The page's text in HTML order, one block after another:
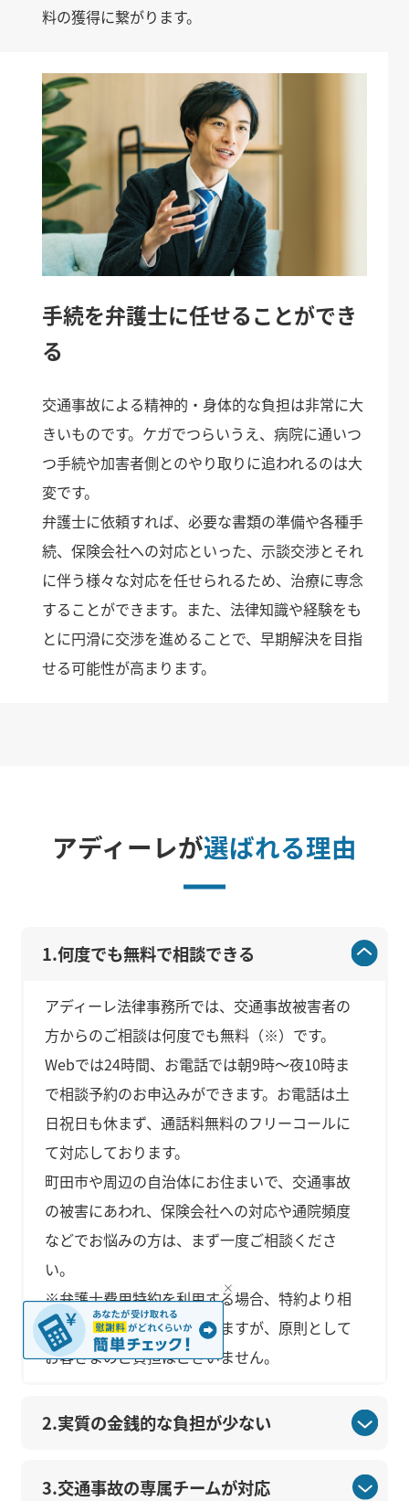
料の獲得に繋がります。
手続を弁護士に任せることができ
る
交通事故による精神的・身体的な負担は非常に大
きいものです。ケガでつらいうえ、病院に通いつ
つ手続や加害者側とのやり取りに追われるのは大
変です。
弁護士に依頼すれば、必要な書類の準備や各種手
続、保険会社への対応といった、示談交渉とそれ
に伴う様々な対応を任せられるため、治療に専念
することができます。また、法律知識や経験をも
とに円滑に交渉を進めることで、早期解決を目指
せる可能性が高まります。
アディーレが選ばれる理由
1.何度でも無料で相談できる
アディーレ法律事務所では、交通事故被害者の
方からのご相談は何度でも無料（※）です。
Webでは24時間、お電話では朝9時～夜10時ま
で相談予約のお申込みができます。お電話は土
日祝日も休まず、通話料無料のフリーコールに
て対応しております。
町田市や周辺の自治体にお住まいで、交通事故
の被害にあわれ、保険会社への対応や通院頻度
などでお悩みの方は、まず一度ご相談くださ
い。
※弁護士費用特約を利用する場合、特約より相
談料を請求させていただきますが、原則として
お客さまのご負担はございません。
2.実質の金銭的な負担が少ない
3.交通事故の専属チームが対応